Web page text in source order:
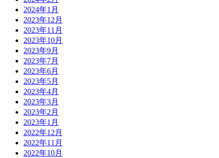
2024年1月
2023年12月
2023年11月
2023年10月
2023年9月
2023年7月
2023年6月
2023年5月
2023年4月
2023年3月
2023年2月
2023年1月
2022年12月
2022年11月
2022年10月